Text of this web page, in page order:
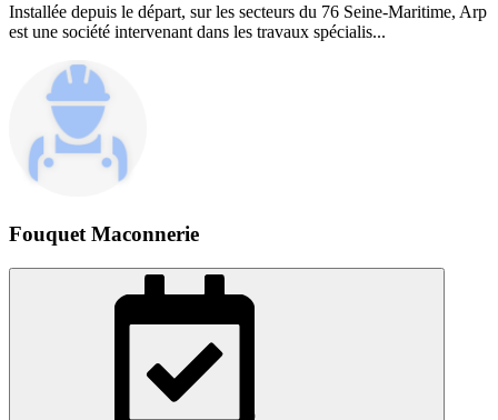
Installée depuis le départ, sur les secteurs du 76 Seine-Maritime, Arp
est une société intervenant dans les travaux spécialis...
Fouquet Maconnerie